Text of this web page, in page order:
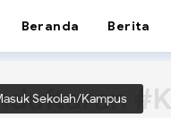
Beranda Berita
Sekolah/Kampus